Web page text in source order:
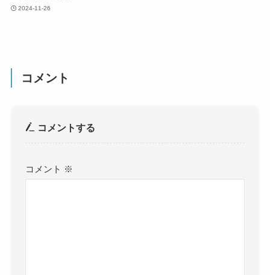
2024-11-26
コメント
コメントする
コメント ※